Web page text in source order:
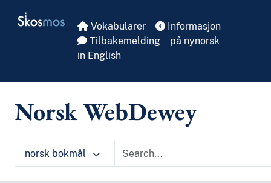
Skosmos Vokabularer
Informasjon
Tilbakemelding
på nynorsk
in English
Norsk WebDewey
norsk bokmål